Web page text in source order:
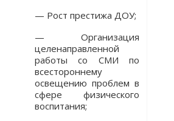
— Рост престижа ДОУ;
— Организация
целенаправленной
работы со СМИ по
всестороннему
освещению проблем в
сфере физического
воспитания;